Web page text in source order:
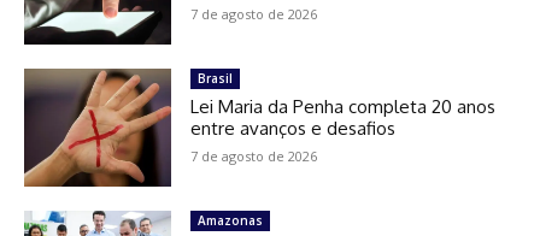
7 de agosto de 2026
Brasil
Lei Maria da Penha completa 20 anos
entre avanços e desafios
7 de agosto de 2026
Amazonas